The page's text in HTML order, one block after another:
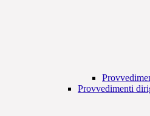
Provvedimenti